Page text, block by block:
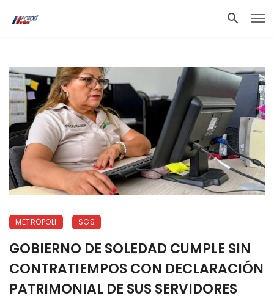
METRÓPOLI SGS
GOBIERNO DE SOLEDAD CUMPLE SIN
CONTRATIEMPOS CON DECLARACIÓN
PATRIMONIAL DE SUS SERVIDORES